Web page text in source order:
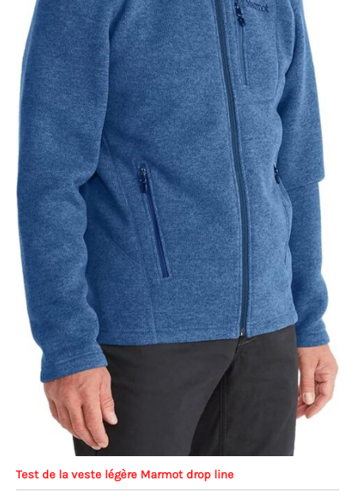
Test de la veste légère Marmot drop line